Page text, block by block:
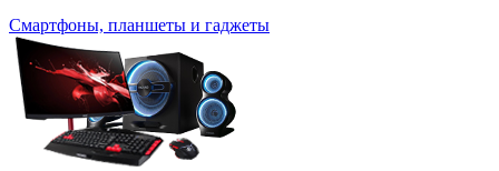
Смартфоны, планшеты и гаджеты